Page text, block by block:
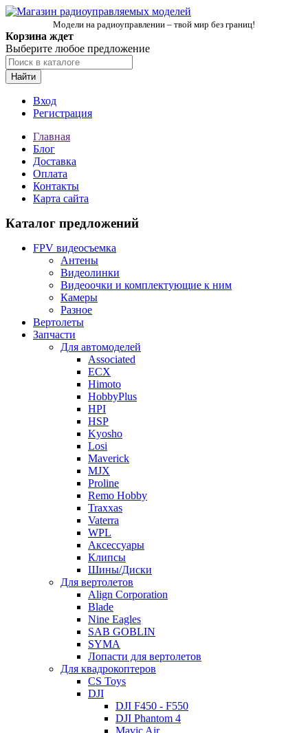
Модели на радиоуправлении – твой мир без границ!
Корзина ждет
Выберите любое предложение
Найти
Вход
Регистрация
Главная
Блог
Доставка
Оплата
Контакты
Карта сайта
Каталог предложений
FPV видеосъемка
Антены
Видеолинки
Видеоочки и комплектующие к ним
Камеры
Разное
Вертолеты
Запчасти
Для автомоделей
Associated
ECX
Himoto
HobbyPlus
HPI
HSP
Kyosho
Losi
Maverick
MJX
Proline
Remo Hobby
Traxxas
Vaterra
WPL
Аксессуары
Клипсы
Шины/Диски
Для вертолетов
Align Corporation
Blade
Nine Eagles
SAB GOBLIN
SYMA
Лопасти для вертолетов
Для квадрокоптеров
CS Toys
DJI
DJI F450 - F550
DJI Phantom 4
Mavic Air